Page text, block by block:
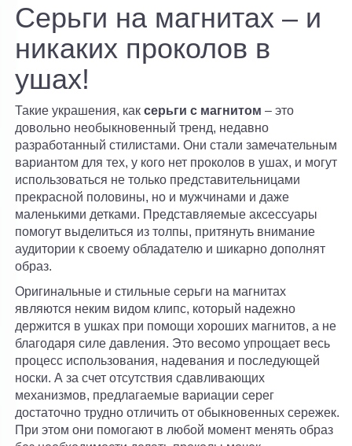
Серьги на магнитах – и
никаких проколов в
ушах!
Такие украшения, как серьги с магнитом – это
довольно необыкновенный тренд, недавно
разработанный стилистами. Они стали замечательным
вариантом для тех, у кого нет проколов в ушах, и могут
использоваться не только представительницами
прекрасной половины, но и мужчинами и даже
маленькими детками. Представляемые аксессуары
помогут выделиться из толпы, притянуть внимание
аудитории к своему обладателю и шикарно дополнят
образ.
Оригинальные и стильные серьги на магнитах
являются неким видом клипс, который надежно
держится в ушках при помощи хороших магнитов, а не
благодаря силе давления. Это весомо упрощает весь
процесс использования, надевания и последующей
носки. А за счет отсутствия сдавливающих
механизмов, предлагаемые вариации серег
достаточно трудно отличить от обыкновенных сережек.
При этом они помогают в любой момент менять образ